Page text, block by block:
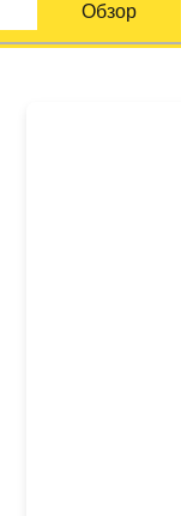
Обзор